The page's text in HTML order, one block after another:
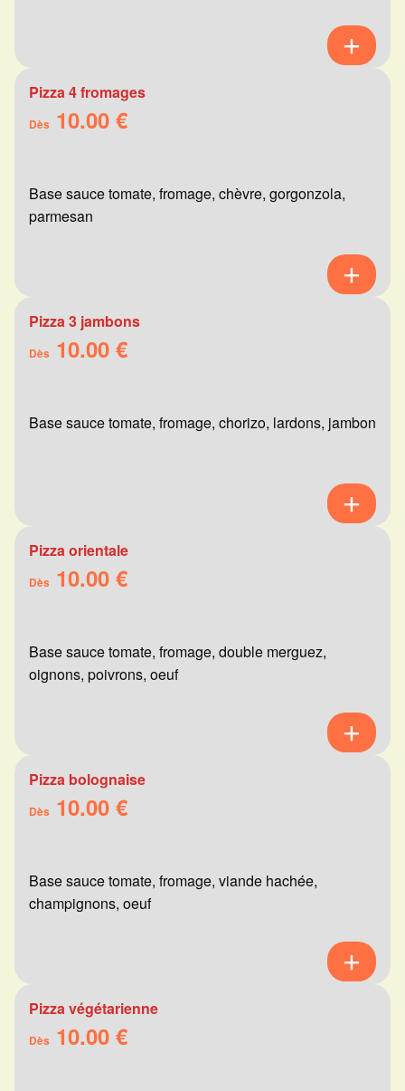
Pizza 4 fromages
Dès 10.00 €
Base sauce tomate, fromage, chèvre, gorgonzola,
parmesan
Pizza 3 jambons
Dès 10.00 €
Base sauce tomate, fromage, chorizo, lardons, jambon
Pizza orientale
Dès 10.00 €
Base sauce tomate, fromage, double merguez,
oignons, poivrons, oeuf
Pizza bolognaise
Dès 10.00 €
Base sauce tomate, fromage, viande hachée,
champignons, oeuf
Pizza végétarienne
Dès 10.00 €